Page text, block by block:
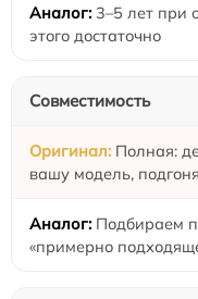
3–5 лет при
этого достаточно
Совместимость
Полная:
вашу модель,
Подбираем
«примерно